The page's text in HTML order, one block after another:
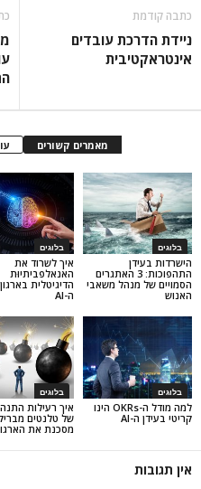
עובדים
מסלולי סיוע
עובדים
עוד מאותו הכותב
איך
עובדים
בלוגים
איך לשרוד את
האנאלפביתיוּת
הדיגיטלית בארגון בעידן
3 האתגרים
משאבי
מול
בלוגים
איך רעילות התנהגותית
של טלנטים מבריקים
מסכנת את הארגון
למה מודל ה-OKRs הינו